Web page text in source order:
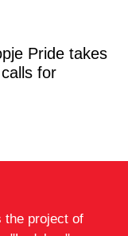
Pride takes
for
project of